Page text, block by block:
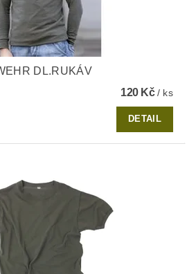
DL.RUKÁV
120 Kč/ ks
DETAIL